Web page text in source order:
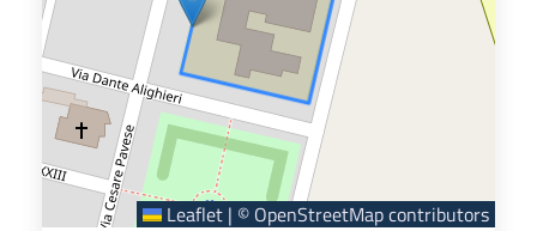
Leaflet | © OpenStreetMapcontributors